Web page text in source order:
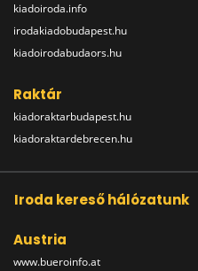
kiadoiroda.info
irodakiadobudapest.hu
kiadoirodabudaors.hu
Raktár
kiadoraktarbudapest.hu
kiadoraktardebrecen.hu
Iroda kereső hálózatunk
Austria
www.bueroinfo.at